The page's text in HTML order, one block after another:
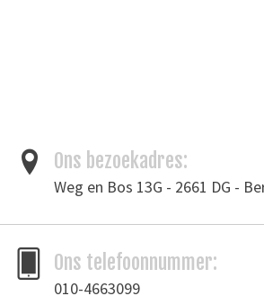
Ons bezoekadres:
Weg en Bos 13G - 2661 DG -
Ons telefoonnummer:
010-4663099